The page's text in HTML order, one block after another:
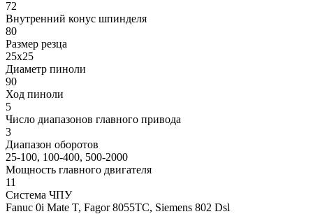
72
Внутренний конус шпинделя
80
Размер резца
25х25
Диаметр пиноли
90
Ход пиноли
5
Число диапазонов главного привода
3
Диапазон оборотов
25-100, 100-400, 500-2000
Мощность главного двигателя
11
Система ЧПУ
Fanuc 0i Mate T, Fagor 8055ТС, Siemens 802 Dsl